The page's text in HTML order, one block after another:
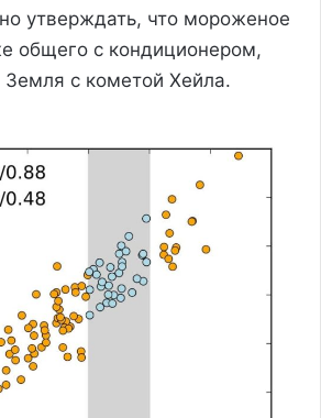
утверждать, что мороженое
общего с кондиционером,
Земля с кометой Хейла.